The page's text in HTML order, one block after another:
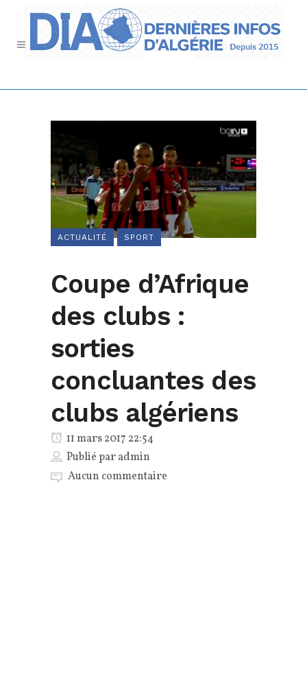
ACTUALITÉ SPORT
Coupe d’Afrique
des clubs :
sorties
concluantes des
clubs algériens
11 mars 2017 22:54
Publié paradmin
Aucun commentaire